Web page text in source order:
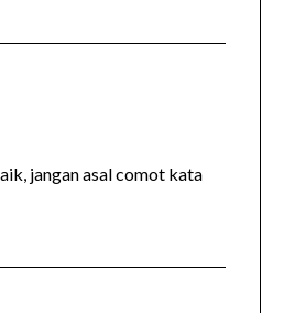
jangan asal comot kata